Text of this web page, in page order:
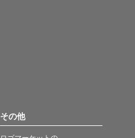
その他